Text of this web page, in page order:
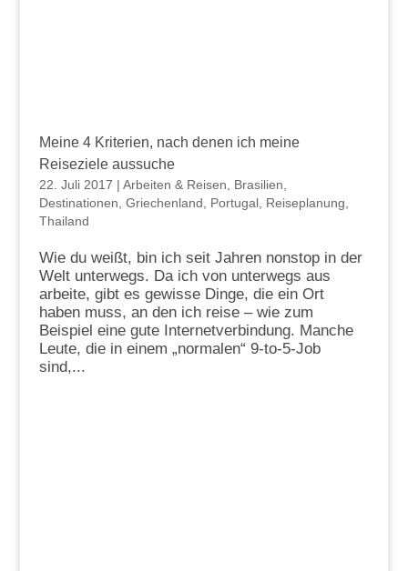
Meine 4 Kriterien, nach denen ich meine
Reiseziele aussuche
22. Juli 2017 | Arbeiten & Reisen Brasilien
Destinationen Griechenland Portugal, Reiseplanung
Thailand
Wie du weißt, bin ich seit Jahren nonstop in der
Welt unterwegs. Da ich von unterwegs aus
arbeite, gibt es gewisse Dinge, die ein Ort
haben muss, an den ich reise – wie zum
Beispiel eine gute Internetverbindung. Manche
Leute, die in einem „normalen“ 9-to-5-Job
sind,...